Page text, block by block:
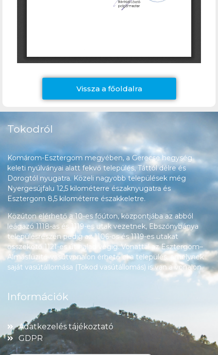
Vissza a főoldalra
Tokodról
Komárom-Esztergom megyében, a Gerecse hegység
keleti nyúlványai alatt fekvő település, Táttól délre és
Dorogtól nyugatra. Közeli nagyobb települések még
Nyergesújfalu 12,5 kilométerre északnyugatra és
Esztergom 8,5 kilométerre északkeletre.
Közúton elérhető a 10-es főúton, központjába az abból
leágazó 1118-as és 1119-es utak vezetnek, Ebszőnybánya
településrészén pedig az 1106-os és 1119-es utakat
összekötő 1121-es út halad végig. Vonattal az Esztergom–
Almásfüzitő-vasútvonalon érhető el a település, amelynek
saját vasútállomása (Tokod vasútállomás) is van a vonalon.
Információk
Adatkezelés tájékoztató
GDPR